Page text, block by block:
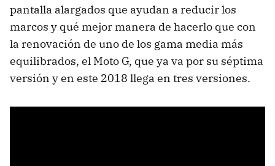
pantalla alargados que ayudan a reducir los
marcos y qué mejor manera de hacerlo que con
la renovación de uno de los gama media más
equilibrados, el Moto G, que ya va por su séptima
versión y en este 2018 llega en tres versiones.